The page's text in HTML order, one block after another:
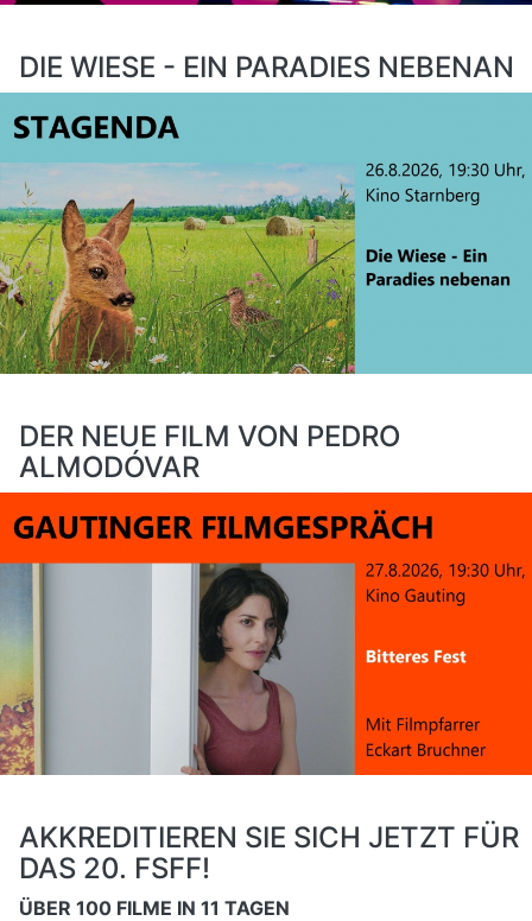
DIE WIESE - EIN PARADIES NEBENAN
DER NEUE FILM VON PEDRO
ALMODÓVAR
AKKREDITIEREN SIE SICH JETZT FÜR
DAS 20. FSFF!
ÜBER 100 FILME IN 11 TAGEN